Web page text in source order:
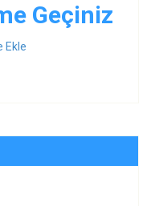
Geçiniz
Ekle